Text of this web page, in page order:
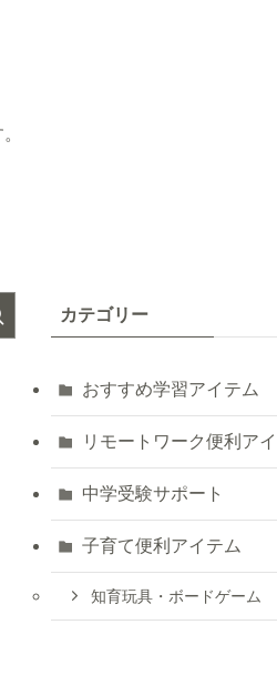
カテゴリー
おすすめ学習アイテム
リモートワーク便利ア
中学受験サポート
子育て便利アイテム
知育玩具・ボードゲーム